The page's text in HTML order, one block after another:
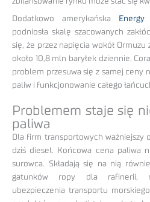
Dodatkowo amerykańska
podniosła skalę szacowanych
się, że przez napięcia wokół
około 10,8 mln baryłek dziennie.
problem przesuwa się z samej ceny
paliw i funkcjonowanie całego
Problemem staje się
paliwa
Dla firm transportowych ważniejszy
dziś diesel. Końcowa cena paliwa
surowca. Składają się na nią
gatunków ropy dla rafinerii,
ubezpieczenia transportu